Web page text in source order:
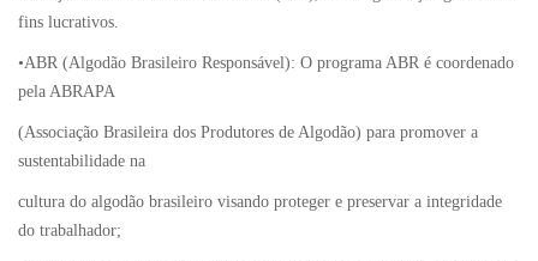
fins lucrativos.
•ABR (Algodão Brasileiro Responsável): O programa ABR é coordenado
pela ABRAPA
(Associação Brasileira dos Produtores de Algodão) para promover a
sustentabilidade na
cultura do algodão brasileiro visando proteger e preservar a integridade
do trabalhador;